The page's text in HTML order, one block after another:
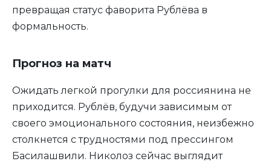
превращая статус фаворита Рублёва в
формальность.
Прогноз на матч
Ожидать легкой прогулки для россиянина не
приходится. Рублёв, будучи зависимым от
своего эмоционального состояния, неизбежно
столкнется с трудностями под прессингом
Басилашвили. Николоз сейчас выглядит